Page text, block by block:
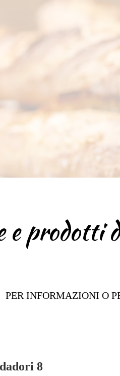
e prodotti
PER INFORMAZIONI O
8